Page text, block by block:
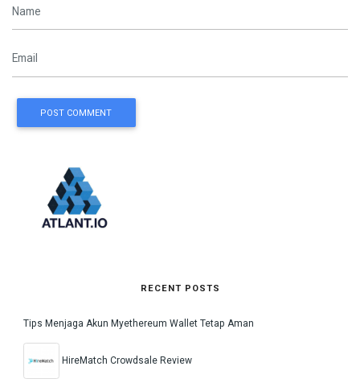
POST COMMENT
RECENT POSTS
Tips Menjaga Akun Myethereum Wallet Tetap Aman
HireMatch Crowdsale Review